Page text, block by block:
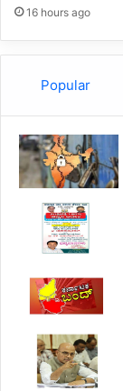
16 hours ago
Popular